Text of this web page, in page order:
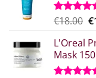
από 5
€18.00 €
L'Oreal
Mask